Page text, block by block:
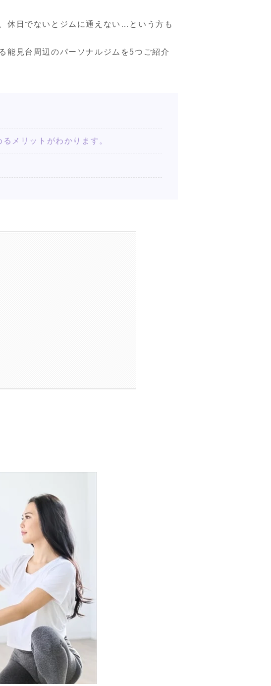
休日でないとジムに通えない…という方も
能見台周辺のパーソナルジムを5つご紹介
メリットがわかります。